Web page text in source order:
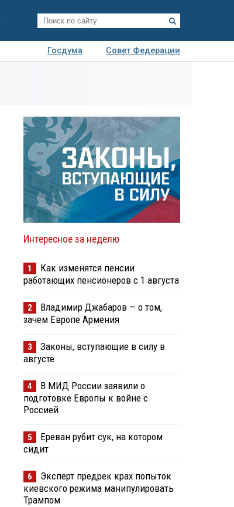
Госдума
Совет Федерации
Интересное за неделю
1
Как изменятся пенсии
работающих пенсионеров с 1 августа
2
Владимир Джабаров — о том,
зачем Европе Армения
3
Законы, вступающие в силу в
августе
4
В МИД России заявили о
подготовке Европы к войне с
Россией
5
Ереван рубит сук, на котором
сидит
6
Эксперт предрек крах попыток
киевского режима манипулировать
Трампом